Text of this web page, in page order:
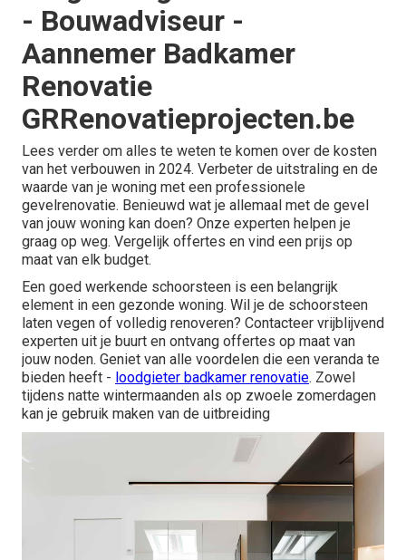
- Bouwadviseur -
Aannemer Badkamer
Renovatie
GRRenovatieprojecten.be
Lees verder om alles te weten te komen over de kosten
van het verbouwen in 2024. Verbeter de uitstraling en de
waarde van je woning met een professionele
gevelrenovatie. Benieuwd wat je allemaal met de gevel
van jouw woning kan doen? Onze experten helpen je
graag op weg. Vergelijk offertes en vind een prijs op
maat van elk budget.
Een goed werkende schoorsteen is een belangrijk
element in een gezonde woning. Wil je de schoorsteen
laten vegen of volledig renoveren? Contacteer vrijblijvend
experten uit je buurt en ontvang offertes op maat van
jouw noden. Geniet van alle voordelen die een veranda te
bieden heeft - loodgieter badkamer renovatie. Zowel
tijdens natte wintermaanden als op zwoele zomerdagen
kan je gebruik maken van de uitbreiding